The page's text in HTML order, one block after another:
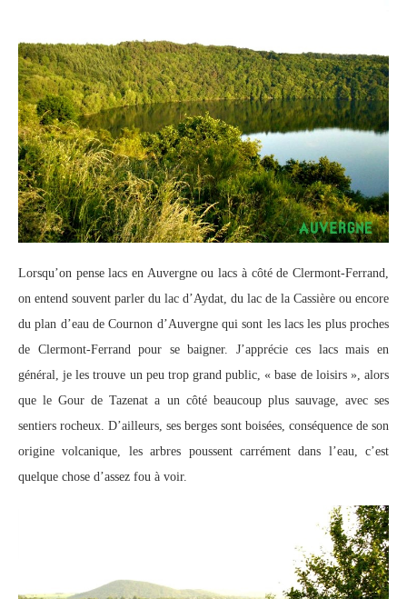
Lorsqu’on pense lacs en Auvergne ou lacs à côté de Clermont-Ferrand,
on entend souvent parler du lac d’Aydat, du lac de la Cassière ou encore
du plan d’eau de Cournon d’Auvergne qui sont les lacs les plus proches
de Clermont-Ferrand pour se baigner. J’apprécie ces lacs mais en
général, je les trouve un peu trop grand public, « base de loisirs », alors
que le Gour de Tazenat a un côté beaucoup plus sauvage, avec ses
sentiers rocheux. D’ailleurs, ses berges sont boisées, conséquence de son
origine volcanique, les arbres poussent carrément dans l’eau, c’est
quelque chose d’assez fou à voir.